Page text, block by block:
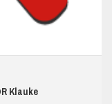
Klauke